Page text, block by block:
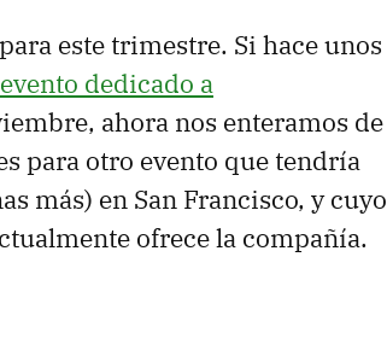
para este trimestre. Si hace unos
dedicado a
ahora nos enteramos de
para otro evento que tendría
más) en San Francisco, y cuyo
ofrece la compañía.